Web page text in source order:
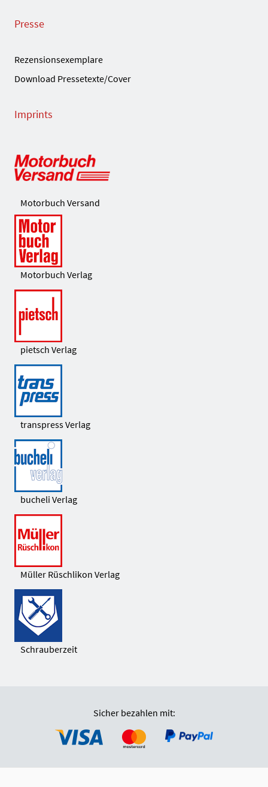
Presse
Rezensionsexemplare
Download Pressetexte/Cover
Imprints
Motorbuch Versand
Motorbuch Verlag
pietsch Verlag
transpress Verlag
bucheli Verlag
Müller Rüschlikon Verlag
Schrauberzeit
Sicher bezahlen mit: